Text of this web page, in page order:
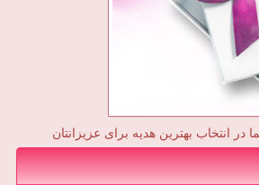
در انتخاب بهترین هدیه برای عزیزانتان